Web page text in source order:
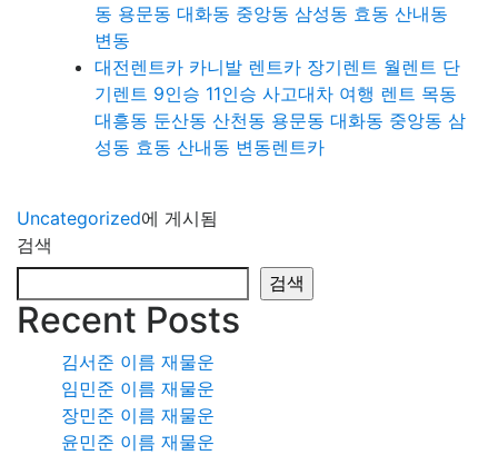
동 용문동 대화동 중앙동 삼성동 효동 산내동
변동
대전렌트카 카니발 렌트카 장기렌트 월렌트 단
기렌트 9인승 11인승 사고대차 여행 렌트 목동
대흥동 둔산동 산천동 용문동 대화동 중앙동 삼
성동 효동 산내동 변동렌트카
Uncategorized에 게시됨
검색
검색
Recent Posts
김서준 이름 재물운
임민준 이름 재물운
장민준 이름 재물운
윤민준 이름 재물운